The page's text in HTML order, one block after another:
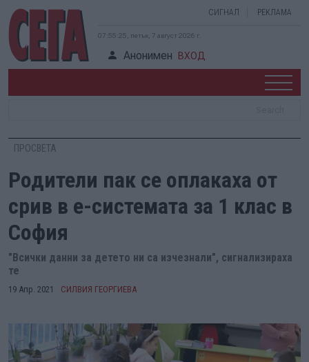
СИГНАЛ РЕКЛАМА
07:55:26, петък, 7 август 2026 г.
Анонимен ВХОД
ПРОСВЕТА
Родители пак се оплакаха от
срив в е-системата за 1 клас в
София
"Всички данни за детето ни са изчезнали", сигнализираха
те
19 Апр. 2021 СИЛВИЯ ГЕОРГИЕВА